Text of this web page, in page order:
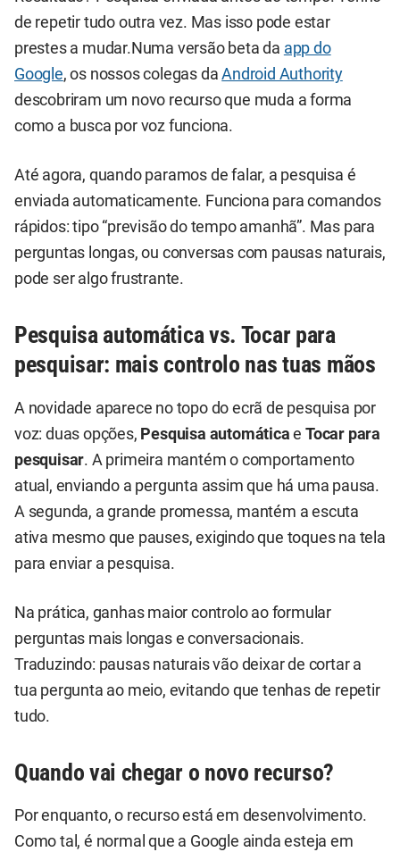
de repetir tudo outra vez. Mas isso pode estar
prestes a mudar.Numa versão beta da app do
Google, os nossos colegas daAndroid Authority
descobriram um novo recurso que muda a forma
como a busca por voz funciona.
Até agora, quando paramos de falar, a pesquisa é
enviada automaticamente. Funciona para comandos
rápidos: tipo “previsão do tempo amanhã”. Mas para
perguntas longas, ou conversas com pausas naturais,
pode ser algo frustrante.
Pesquisa automática vs. Tocar para
pesquisar: mais controlo nas tuas mãos
A novidade aparece no topo do ecrã de pesquisa por
voz: duas opções, Pesquisa automática eTocar para
pesquisar. A primeira mantém o comportamento
atual, enviando a pergunta assim que há uma pausa.
A segunda, a grande promessa, mantém a escuta
ativa mesmo que pauses, exigindo que toques na tela
para enviar a pesquisa.
Na prática, ganhas maior controlo ao formular
perguntas mais longas e conversacionais.
Traduzindo: pausas naturais vão deixar de cortar a
tua pergunta ao meio, evitando que tenhas de repetir
tudo.
Quando vai chegar o novo recurso?
Por enquanto, o recurso está em desenvolvimento.
Como tal, é normal que a Google ainda esteja em